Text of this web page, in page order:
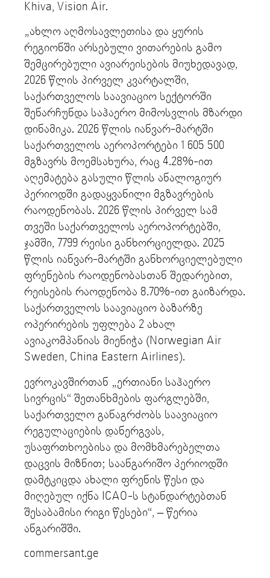
Khiva, Vision Air.
„ახლო აღმოსავლეთისა და ყურის
რეგიონში არსებული ვითარების გამო
შემცირებული ავიარეისების მიუხედავად,
2026 წლის პირველ კვარტალში,
საქართველოს საავიაციო სექტორში
შენარჩუნდა საჰაერო მიმოსვლის მზარდი
დინამიკა. 2026 წლის იანვარ-მარტში
საქართველოს აეროპორტები 1 605 500
მგზავრს მოემსახურა, რაც 4.28%-ით
აღემატება გასული წლის ანალოგიურ
პერიოდში გადაყვანილი მგზავრების
რაოდენობას. 2026 წლის პირველ სამ
თვეში საქართველოს აეროპორტებში,
ჯამში, 7799 რეისი განხორციელდა. 2025
წლის იანვარ-მარტში განხორციელებული
ფრენების რაოდენობასთან შედარებით,
რეისების რაოდენობა 8.70%-ით გაიზარდა.
საქართველოს საავიაციო ბაზარზე
ოპერირების უფლება 2 ახალ
ავიაკომპანიას მიენიჭა (Norwegian Air
Sweden, China Eastern Airlines).
ევროკავშირთან „ერთიანი საჰაერო
სივრცის“ შეთანხმების ფარგლებში,
საქართველო განაგრძობს საავიაციო
რეგულაციების დანერგვას,
უსაფრთხოებისა და მომხმარებელთა
დაცვის მიზნით; საანგარიშო პერიოდში
დამტკიცდა ახალი ფრენის წესი და
მიღებულ იქნა ICAO-ს სტანდარტებთან
შესაბამისი რიგი წესები“, – წერია
ანგარიშში.
commersant.ge